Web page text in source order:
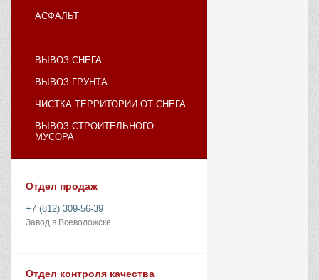
АСФАЛЬТ
ВЫВОЗ СНЕГА
ВЫВОЗ ГРУНТА
ЧИСТКА ТЕРРИТОРИИ ОТ СНЕГА
ВЫВОЗ СТРОИТЕЛЬНОГО
МУСОРА
Отдел продаж
+7 (812) 309-56-39
Завод в Всеволожске
Отдел контроля качества